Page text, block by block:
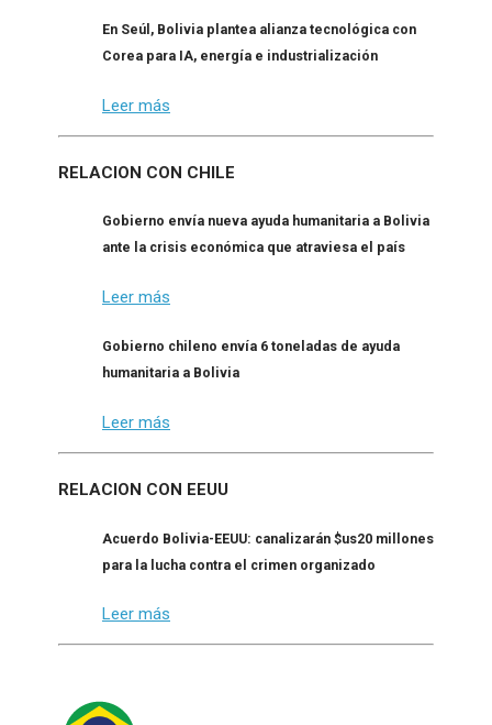
En Seúl, Bolivia plantea alianza tecnológica con
Corea para IA, energía e industrialización
Leer más
RELACION CON CHILE
Gobierno envía nueva ayuda humanitaria a Bolivia
ante la crisis económica que atraviesa el país
Leer más
Gobierno chileno envía 6 toneladas de ayuda
humanitaria a Bolivia
Leer más
RELACION CON EEUU
Acuerdo Bolivia-EEUU: canalizarán $us20 millones
para la lucha contra el crimen organizado
Leer más